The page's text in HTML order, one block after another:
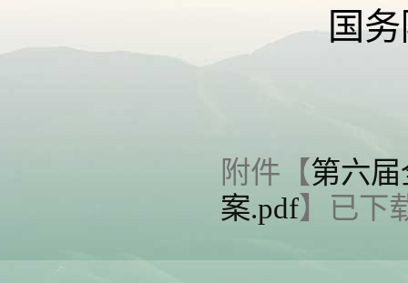
国
附件【第六
案.pdf】已下